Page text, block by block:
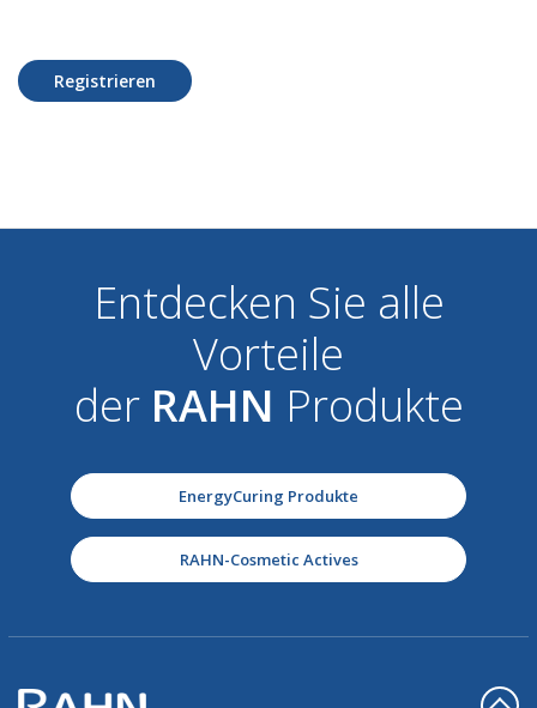
Registrieren
Entdecken Sie alle
Vorteile
der RAHN Produkte
EnergyCuring Produkte
RAHN-Cosmetic Actives